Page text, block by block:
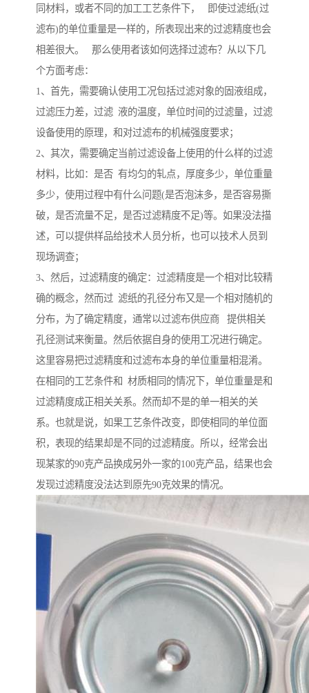
同材料，或者不同的加工工艺条件下， 即使过滤纸(过
滤布)的单位重量是一样的，所表现出来的过滤精度也会
相差很大。 那么使用者该如何选择过滤布？从以下几
个方面考虑：
1、首先，需要确认使用工况包括过滤对象的固液组成，
过滤压力差，过滤 液的温度，单位时间的过滤量，过滤
设备使用的原理，和对过滤布的机械强度要求；
2、其次，需要确定当前过滤设备上使用的什么样的过滤
材料，比如：是否 有均匀的轧点，厚度多少，单位重量
多少，使用过程中有什么问题(是否泡沫多，是否容易撕
破，是否流量不足，是否过滤精度不足)等。如果没法描
述，可以提供样品给技术人员分析，也可以技术人员到
现场调查；
3、然后，过滤精度的确定：过滤精度是一个相对比较精
确的概念，然而过 滤纸的孔径分布又是一个相对随机的
分布，为了确定精度，通常以过滤布供应商 提供相关
孔径测试来衡量。然后依据自身的使用工况进行确定。
这里容易把过滤精度和过滤布本身的单位重量相混淆。
在相同的工艺条件和 材质相同的情况下，单位重量是和
过滤精度成正相关关系。然而却不是的单一相关的关
系。也就是说，如果工艺条件改变，即使相同的单位面
积，表现的结果却是不同的过滤精度。所以，经常会出
现某家的90克产品换成另外一家的100克产品，结果也会
发现过滤精度没法达到原先90克效果的情况。